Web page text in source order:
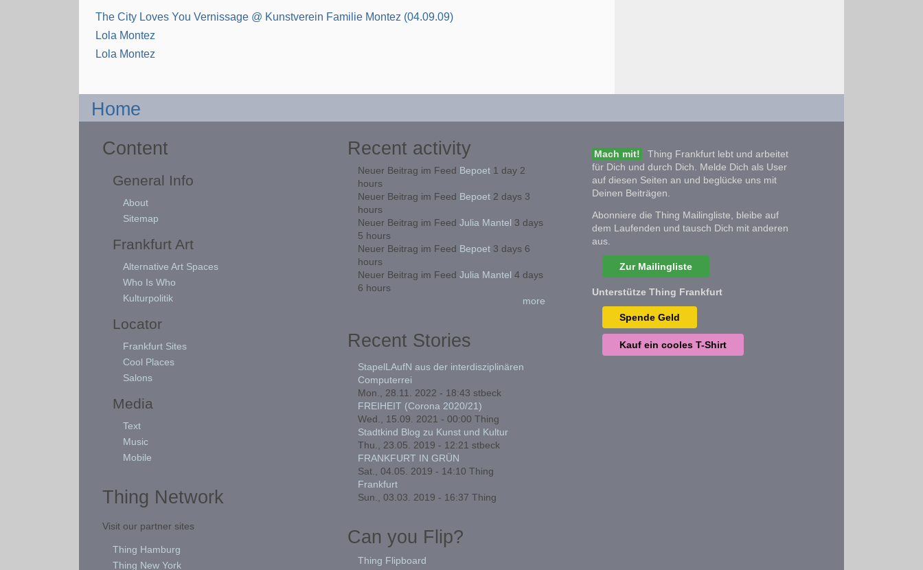
The City Loves You Vernissage @ Kunstverein Familie Montez (04.09.09)
Lola Montez
Lola Montez
Home
Content
General Info
About
Sitemap
Frankfurt Art
Alternative Art Spaces
Who Is Who
Kulturpolitik
Locator
Frankfurt Sites
Cool Places
Salons
Media
Text
Music
Mobile
Thing Network
Visit our partner sites
Thing Hamburg
Thing New York
Recent activity
Neuer Beitrag im Feed Bepoet1 day 2
hours
Neuer Beitrag im Feed Bepoet2 days 3
hours
Neuer Beitrag im Feed Julia Mantel 3 days
5 hours
Neuer Beitrag im Feed Bepoet3 days 6
hours
Neuer Beitrag im Feed Julia Mantel 4 days
6 hours
more
Recent Stories
StapelLAufN aus der interdisziplinären
Computerrei
Mon., 28.11. 2022 - 18:43 stbeck
FREIHEIT (Corona 2020/21)
Wed., 15.09. 2021 - 00:00 Thing
Stadtkind Blog zu Kunst und Kultur
Thu., 23.05. 2019 - 12:21 stbeck
FRANKFURT IN GRÜN
Sat., 04.05. 2019 - 14:10 Thing
Frankfurt
Sun., 03.03. 2019 - 16:37 Thing
Can you Flip?
Thing Flipboard
Mach mit!
Thing Frankfurt lebt und arbeitet
für Dich und durch Dich. Melde Dich als User
auf diesen Seiten an und beglücke uns mit
Deinen Beiträgen.
Abonniere die Thing Mailingliste, bleibe auf
dem Laufenden und tausch Dich mit anderen
aus.
Zur Mailingliste
Unterstütze Thing Frankfurt
Spende Geld
Kauf ein cooles T-Shirt